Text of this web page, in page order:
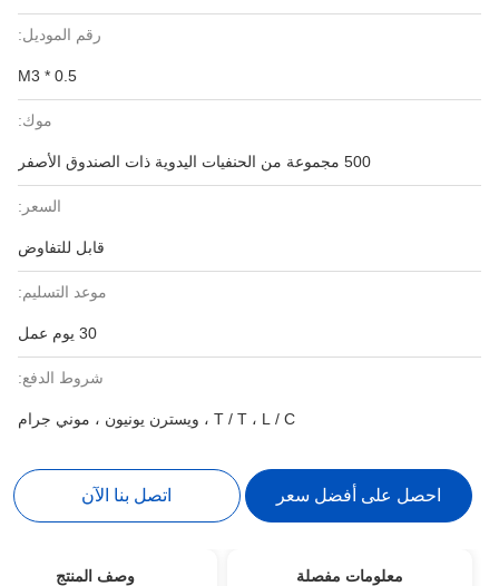
رقم الموديل:
M3 * 0.5
موك:
500 مجموعة من الحنفيات اليدوية ذات الصندوق الأصفر
السعر:
قابل للتفاوض
موعد التسليم:
30 يوم عمل
شروط الدفع:
T / T ، L / C ، ويسترن يونيون ، موني جرام
احصل على أفضل سعر اتصل بنا الآن
معلومات مفصلة وصف المنتج